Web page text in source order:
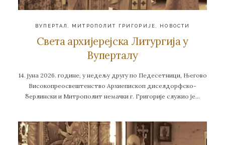
ВУПЕРТАЛ МИТРОПОЛИТ ГРИГОРИЈЕ НОВОСТИ
Света архијерејска Литургија у
Вуперталу
14. јуна 2026. године, у недељу другу по Педесетници, Његово
Високопреосвештенство Архиепископ диселдорфско-
берлински и Митрополит немачки г. Григорије служио је…